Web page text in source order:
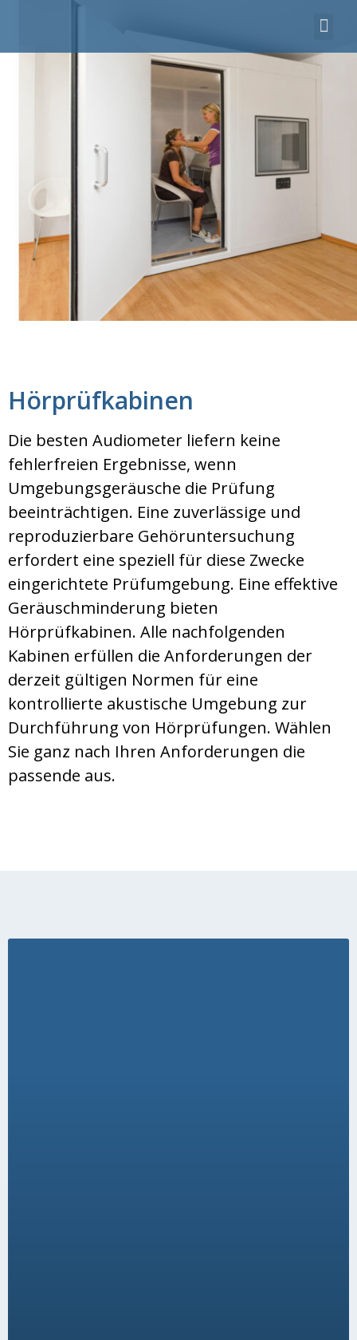
Hörprüfkabinen
Die besten Audiometer liefern keine
fehlerfreien Ergebnisse, wenn
Umgebungsgeräusche die Prüfung
beeinträchtigen. Eine zuverlässige und
reproduzierbare Gehöruntersuchung
erfordert eine speziell für diese Zwecke
eingerichtete Prüfumgebung. Eine effektive
Geräuschminderung bieten
Hörprüfkabinen. Alle nachfolgenden
Kabinen erfüllen die Anforderungen der
derzeit gültigen Normen für eine
kontrollierte akustische Umgebung zur
Durchführung von Hörprüfungen. Wählen
Sie ganz nach Ihren Anforderungen die
passende aus.